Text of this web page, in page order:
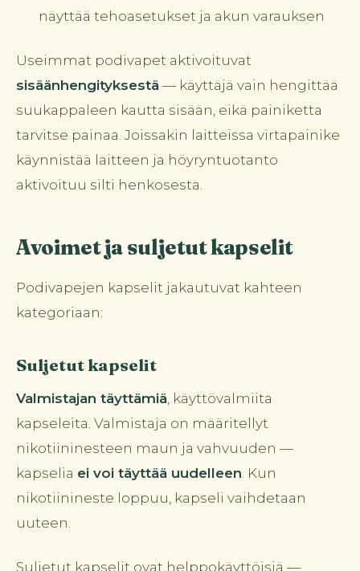
näyttää tehoasetukset ja akun varauksen
Useimmat podivapet aktivoituvat
sisäänhengityksestä — käyttäjä vain hengittää
suukappaleen kautta sisään, eikä painiketta
tarvitse painaa. Joissakin laitteissa virtapainike
käynnistää laitteen ja höyryntuotanto
aktivoituu silti henkosesta.
Avoimet ja suljetut kapselit
Podivapejen kapselit jakautuvat kahteen
kategoriaan:
Suljetut kapselit
Valmistajan täyttämiä , käyttövalmiita
kapseleita. Valmistaja on määritellyt
nikotiininesteen maun ja vahvuuden —
kapselia ei voi täyttää uudelleen . Kun
nikotiinineste loppuu, kapseli vaihdetaan
uuteen.
Suljetut kapselit ovat helppokäyttöisiä —